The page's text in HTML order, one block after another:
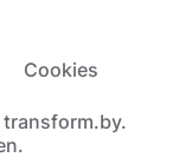
AUF
Cookies